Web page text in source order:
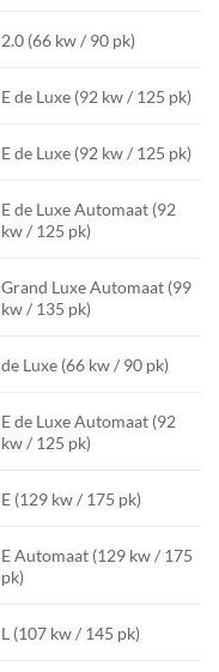
2.0 (66 kw / 90 pk)
E de Luxe (92 kw / 125 pk)
E de Luxe (92 kw / 125 pk)
E de Luxe Automaat (92
kw / 125 pk)
Grand Luxe Automaat (99
kw / 135 pk)
de Luxe (66 kw / 90 pk)
E de Luxe Automaat (92
kw / 125 pk)
E (129 kw / 175 pk)
E Automaat (129 kw / 175
pk)
L (107 kw / 145 pk)